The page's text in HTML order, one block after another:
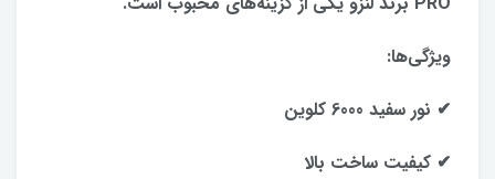
ویژگی‌ها:
✔ نور سفید 6000 کلوین
✔ کیفیت ساخت بالا